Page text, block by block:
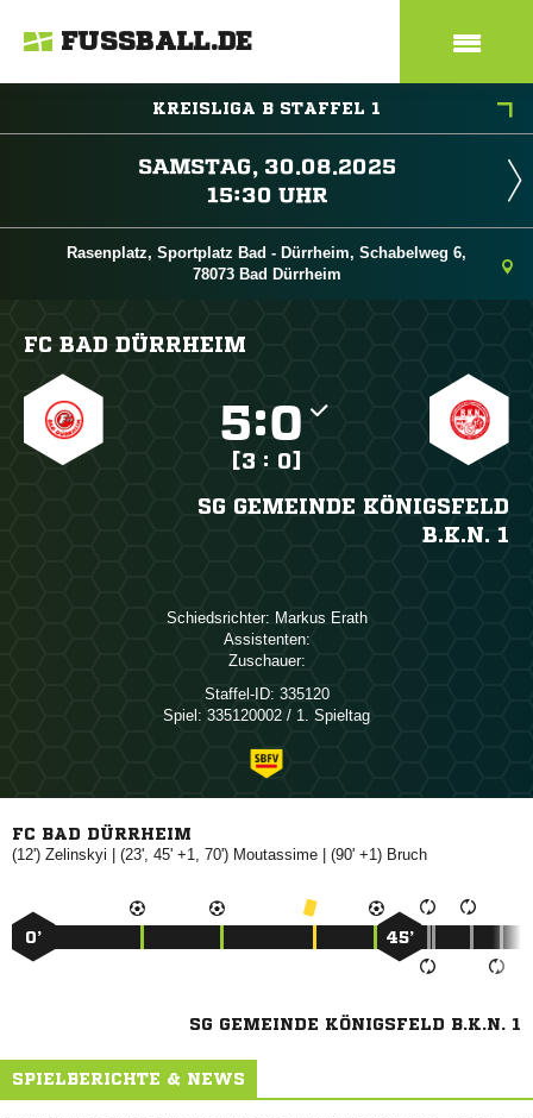
FUSSBALL.DE
KREISLIGA B STAFFEL 1
 
 
Rasenplatz, Sportplatz Bad - Dürrheim, Schabelweg 6,
78073 Bad Dürrheim
FC BAD DÜRRHEIM
:
[3 : 0]
SG GEMEINDE KÖNIGSFELD
B.K.N. 1
Schiedsrichter:  
Assistenten:
Zuschauer:
Staffel-ID: 335120
Spiel: 335120002 / 1. Spieltag
FC BAD DÜRRHEIM
(12')  | (23', 45' +1, 70')  | (90' +1) 
0’ 45’
SG GEMEINDE KÖNIGSFELD B.K.N. 1
SPIELBERICHTE & NEWS